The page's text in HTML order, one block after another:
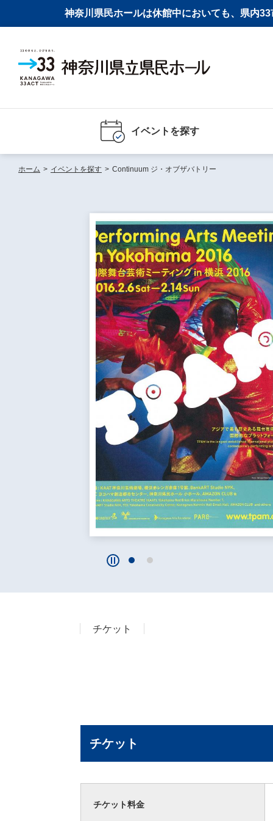
神奈川県民ホールは休館中においても、県内
イベントを探す
ホーム > イベントを探す > Continuum ジ・オブザバトリー
チケット
チケット
チケット料金